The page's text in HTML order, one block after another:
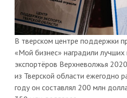
В тверском центре поддержки
«Мой бизнес» наградили
экспортёров Верхневолжья
из Тверской области ежегодно
году он составлял 200 млн